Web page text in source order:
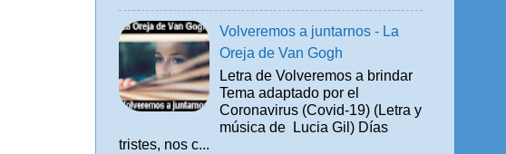
Volveremos a juntarnos - La
Oreja de Van Gogh
Letra de Volveremos a brindar
Tema adaptado por el
Coronavirus (Covid-19) (Letra y
música de Lucia Gil) Días
tristes, nos c...